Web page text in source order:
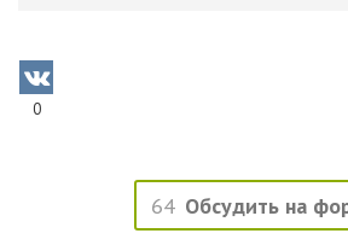
0
64 Обсудить на